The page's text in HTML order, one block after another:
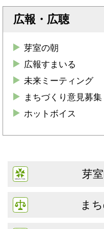
広報・広聴
芽室の朝
広報すまいる
未来ミーティング
まちづくり意見募集
ホットボイス
芽
ま